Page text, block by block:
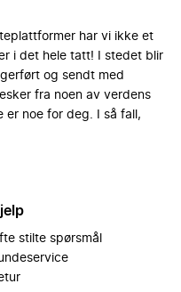
har vi ikke et
i det hele tatt! I stedet blir
og sendt med
fra noen av verdens
er noe for deg. I så fall,
stilte spørsmål